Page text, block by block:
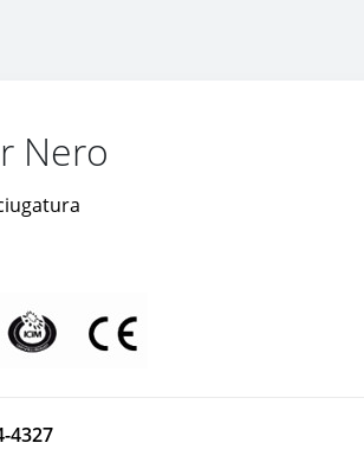
Nero
4327